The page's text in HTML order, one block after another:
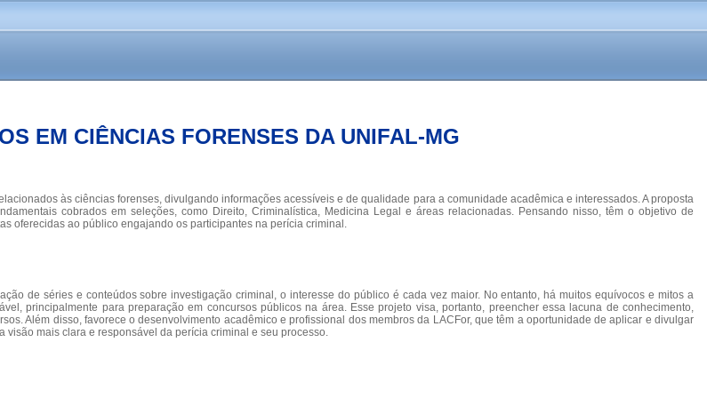
EM CIÊNCIAS FORENSES DA UNIFAL-MG
às ciências forenses, divulgando informações acessíveis e de qualidade para a comunidade acadêmica e interessados. A proposta
cobrados em seleções, como Direito, Criminalística, Medicina Legal e áreas relacionadas. Pensando nisso, têm o objetivo de
oferecidas ao público engajando os participantes na perícia criminal.
de séries e conteúdos sobre investigação criminal, o interesse do público é cada vez maior. No entanto, há muitos equívocos e mitos a
principalmente para preparação em concursos públicos na área. Esse projeto visa, portanto, preencher essa lacuna de conhecimento,
Além disso, favorece o desenvolvimento acadêmico e profissional dos membros da LACFor, que têm a oportunidade de aplicar e divulgar
mais clara e responsável da perícia criminal e seu processo.